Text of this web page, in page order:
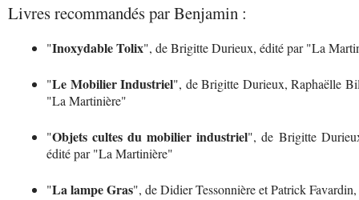
Livres recommandés par Benjamin :
"Inoxydable Tolix", de Brigitte Durieux, édité par "La
"Le Mobilier Industriel", de Brigitte Durieux, Raphaëlle
"La Martinière"
"Objets cultes du mobilier industriel", de Brigitte
édité par "La Martinière"
"La lampe Gras", de Didier Tessonnière et Patrick